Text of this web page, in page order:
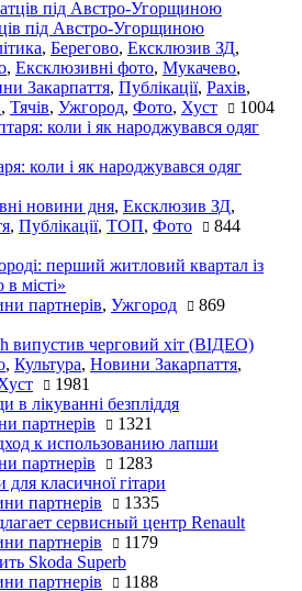
під Австро-Угорщиною
, Берегово, Ексклюзив ЗД,
, Ексклюзивні фото, Мукачево,
Закарпаття, Публікації, Рахів,
, Тячів, Ужгород, Фото, Хуст 1004
коли і як народжувався одяг
новини дня, Ексклюзив ЗД,
, Публікації, ТОП, Фото 844
перший житловий квартал із
місті»
партнерів, Ужгород 869
випустив черговий хіт (ВІДЕО)
, Культура, Новини Закарпаття,
1981
в лікуванні безпліддя
партнерів
1321
к использованию лапши
партнерів
1283
класичної гітари
партнерів
1335
сервисный центр Renault
партнерів
1179
Skoda Superb
партнерів 1188